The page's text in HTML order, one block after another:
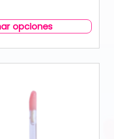
opciones